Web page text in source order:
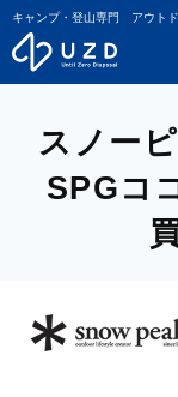
キャンプ・登山専門 アウト
スノー
SPGコ